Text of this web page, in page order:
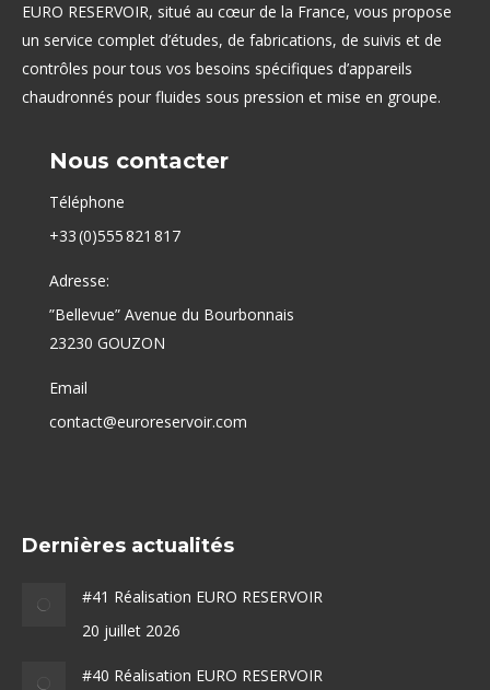
EURO RESERVOIR, situé au cœur de la France, vous propose
un service complet d’études, de fabrications, de suivis et de
contrôles pour tous vos besoins spécifiques d’appareils
chaudronnés pour fluides sous pression et mise en groupe.
Nous contacter
Téléphone
+33 (0)555 821 817
Adresse:
”Bellevue” Avenue du Bourbonnais
23230 GOUZON
Email
contact@euroreservoir.com
Dernières actualités
#41 Réalisation EURO RESERVOIR
20 juillet 2026
#40 Réalisation EURO RESERVOIR